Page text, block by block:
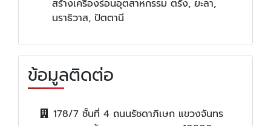
สร้างเครื่องร่อนอุตสาหกรรม ตรัง, ยะลา,
นราธิวาส, ปัตตานี
ข้อมูลติดต่อ
178/7 ชั้นที่ 4 ถนนรัชดาภิเษก แขวงจันทร